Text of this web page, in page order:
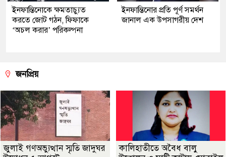
ইনফান্তিনোকে ক্ষমতাচ্যুত
করতে জোট গঠন, ফিফাকে
‘অচল করার’ পরিকল্পনা
ইনফান্তিনোর প্রতি পূর্ণ সমর্থন
জানাল এক উপসাগরীয় দেশ
জনপ্রিয়
জুলাই গণঅভ্যুত্থান স্মৃতি জাদুঘর
কালিহাতীতে অবৈধ বালু